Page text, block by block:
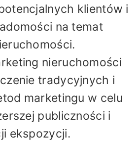
klientów i
na temat
nieruchomości
tradycyjnych i
marketingu w celu
publiczności i
ekspozycji.